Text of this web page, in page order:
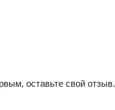
оставьте свой отзыв.